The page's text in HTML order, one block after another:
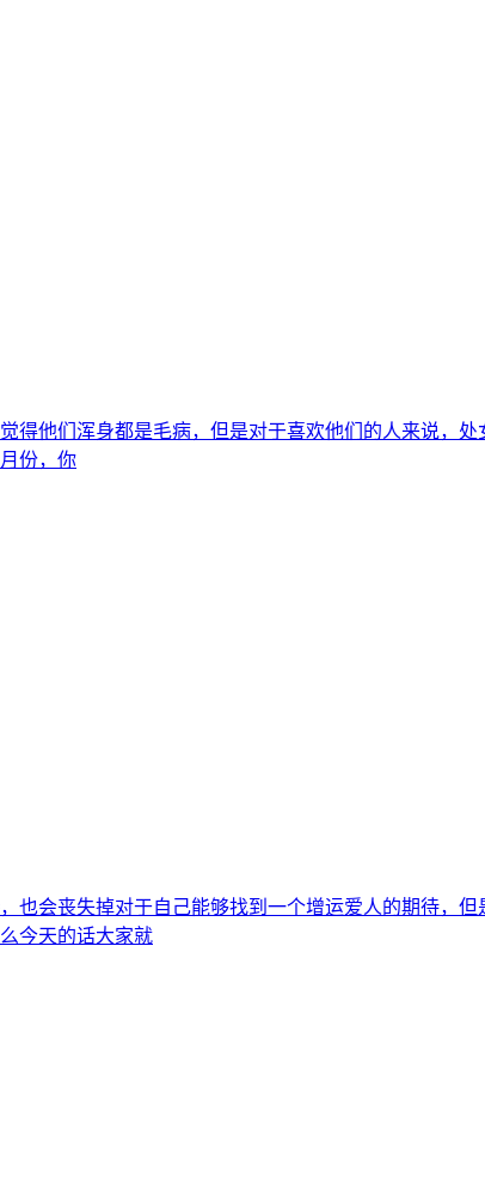
得他们浑身都是毛病，但是对于喜欢他们的人来说，
份，你
也会丧失掉对于自己能够找到一个增运爱人的期待，
今天的话大家就